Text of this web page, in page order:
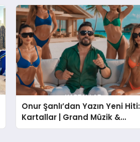
Onur Şanlı’dan Yazın Yeni Hiti:
Kartallar | Grand Müzik &
Nihat Ulaş İmzalı Yeni Şarkı